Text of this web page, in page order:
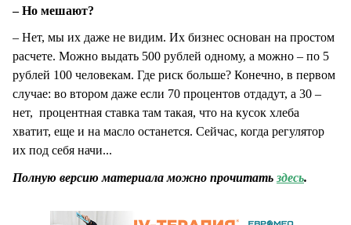
– Но мешают?
– Нет, мы их даже не видим. Их бизнес основан на простом
расчете. Можно выдать 500 рублей одному, а можно – по 5
рублей 100 человекам. Где риск больше? Конечно, в первом
случае: во втором даже если 70 процентов отдадут, а 30 –
нет, процентная ставка там такая, что на кусок хлеба
хватит, еще и на масло останется. Сейчас, когда регулятор
их под себя начи...
Полную версию материала можно прочитать здесь.